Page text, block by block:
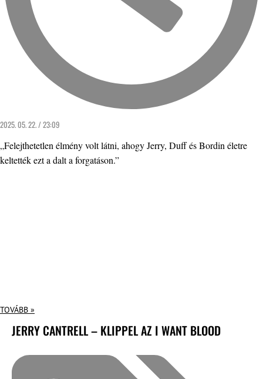
2025. 05. 22. / 23:09
„Felejthetetlen élmény volt látni, ahogy Jerry, Duff és Bordin életre
keltették ezt a dalt a forgatáson.”
TOVÁBB »
JERRY CANTRELL – KLIPPEL AZ I WANT BLOOD